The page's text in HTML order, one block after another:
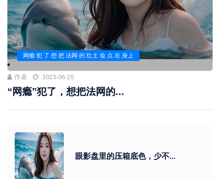
网瘾 犯 了 想 把 法网 的 红土 妆 点 在 身上
作者 2025-06-25
“网瘾”犯了，想把法网的...
眼影盘里的压箱底色，少不...